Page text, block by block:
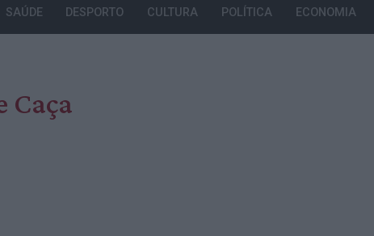
SAÚDE DESPORTO CULTURA POLÍTICA ECONOMIA
Caça